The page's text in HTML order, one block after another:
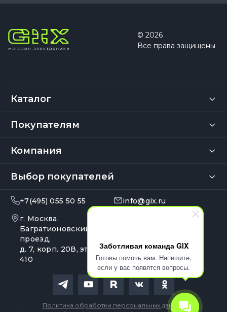
Заботливая команда GIX
Готовы помочь вам. Напишите,
если у вас появятся вопросы.
© 2026
Все права защищены
Каталог
Покупателям
Компания
Выбор покупателей
+7(495) 055 50 55
info@gix.ru
г. Москва,
Багратионовский
проезд,
д. 7, корп. 20В, эт. 4, оф.
410
Политика обработки персональных данных